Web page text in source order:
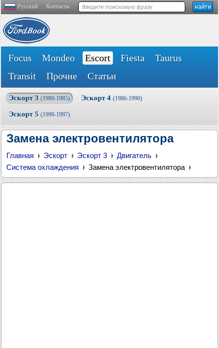
Русский Контакты
Focus Mondeo Escort Fiesta
Taurus
Transit
Прочие Статьи
Эскорт 3 (1980-1985) Эскорт 4 (1986-1990)
Эскорт 5 (1990-1997)
Замена электровентилятора
Главная Эскорт Эскорт 3
Двигатель
Система охлаждения
Замена электровентилятора